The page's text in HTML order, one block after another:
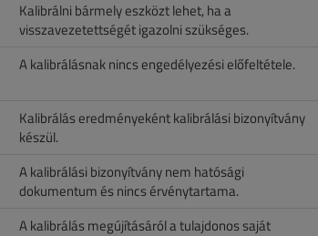
Kalibrálni bármely eszközt lehet, ha a
visszavezetettségét igazolni szükséges.
A kalibrálásnak nincs engedélyezési előfeltétele.
Kalibrálás eredményeként kalibrálási bizonyítvány
készül.
A kalibrálási bizonyítvány nem hatósági
dokumentum és nincs érvénytartama.
A kalibrálás megújításáról a tulajdonos saját